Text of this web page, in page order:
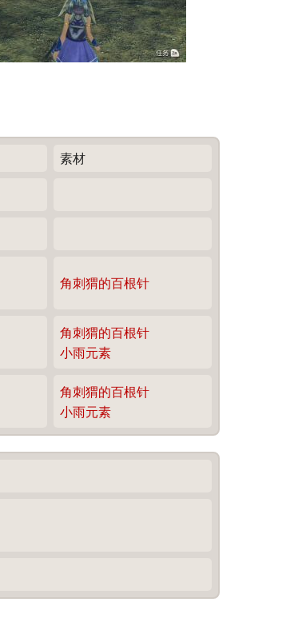
素材
角刺猬的百根针
角刺猬的百根针
小雨元素
角刺猬的百根针
小雨元素